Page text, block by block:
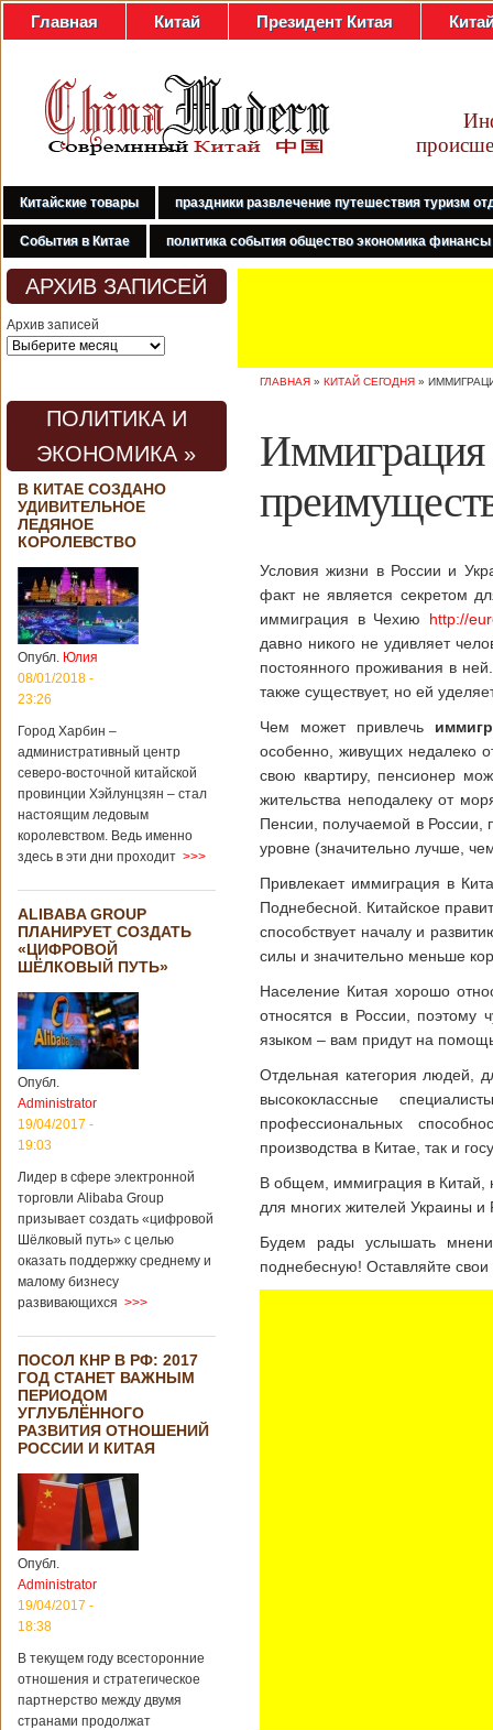
Главная Китай Президент Китая
Китайские товары праздники развлечение путешествия туризм
События в Китае политика события общество экономика финансы
АРХИВ ЗАПИСЕЙ
Архив записей
ПОЛИТИКА И
ЭКОНОМИКА »
В КИТАЕ СОЗДАНО
УДИВИТЕЛЬНОЕ
ЛЕДЯНОЕ
КОРОЛЕВСТВО
Опубл. Юлия
08/01/2018 -
23:26
Город Харбин –
административный центр
северо-восточной китайской
провинции Хэйлунцзян – стал
настоящим ледовым
королевством. Ведь именно
здесь в эти дни проходит >>>
ALIBABA GROUP
ПЛАНИРУЕТ СОЗДАТЬ
«ЦИФРОВОЙ
ШЁЛКОВЫЙ ПУТЬ»
Опубл.
Administrator
19/04/2017 -
19:03
Лидер в сфере электронной
торговли Alibaba Group
призывает создать «цифровой
Шёлковый путь» с целью
оказать поддержку среднему и
малому бизнесу
развивающихся >>>
ПОСОЛ КНР В РФ: 2017
ГОД СТАНЕТ ВАЖНЫМ
ПЕРИОДОМ
УГЛУБЛЁННОГО
РАЗВИТИЯ ОТНОШЕНИЙ
РОССИИ И КИТАЯ
Опубл.
Administrator
19/04/2017 -
18:38
В текущем году всесторонние
отношения и стратегическое
партнерство между двумя
странами продолжат
ГЛАВНАЯ » КИТАЙ СЕГОДНЯ »
Условия жизни в России и
факт не является секретом
иммиграция в Чехию http://
давно никого не удивляет
постоянного проживания в
также существует, но ей
Чем может привлечь
особенно, живущих недалеко
свою квартиру, пенсионер
жительства неподалеку от
Пенсии, получаемой в России,
уровне (значительно лучше,
Привлекает иммиграция в
Поднебесной. Китайское
способствует началу и
силы и значительно меньше
Население Китая хорошо
относятся в России, поэтому
языком – вам придут на
Отдельная категория людей,
высококлассные
профессиональных
производства в Китае, так и
В общем, иммиграция в Китай,
для многих жителей Украины и
Будем рады услышать
поднебесную! Оставляйте